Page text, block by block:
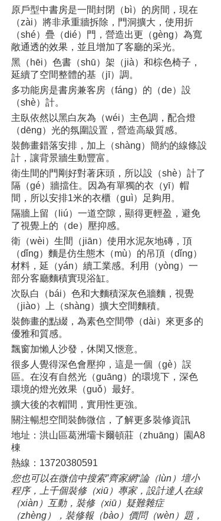
原戶型中書房是一間封閉（bì）的房間，現在
（zài）將非承重牆拆除，門洞擴大，使用折
（shé）疊（dié）門，營造出更（gèng）為寬
敞通透的效果，並且增加了客廳的采光。
黑（hēi）色書（shū）架（jià）和棕色椅子，
延續了空間整體的基（jī）調。
多功能房是書房兼客房（fáng）的（de）設
（shè）計。
主臥依然以黑白灰為（wéi）主色調，配合燈
（dēng）光的氛圍設置，營造高級質感。
裝飾畫錯落安排，加上（shàng）簡約的線條設
計，讓背景牆生動豐富。
衛生間的門剛好對著床頭，所以設（shè）計了
隔（gé）牆擋住。因為有單獨的衣（yī）帽
間，所以安排1米的衣櫃（guì）足夠用。
隔牆上留（liú）一道空隙，顯得更輕盈，避免
了視覺上的（de）壓抑感。
衛（wèi）生間（jiān）使用水泥灰地磚，頂
（dǐng）麵是仿生態木（mù）的吊頂（dǐng）
材料，延（yán）續工業感。利用（yòng）一
部分客廳麵積實現浴缸。
次臥白（bái）色和大麵積深灰色牆麵，視覺
（jiào）上（shàng）擴大空間麵積。
裝飾畫的點綴，為素色空間帶（dài）來更多的
優雅和質感。
飄窗加懶人沙發，休閑又愜意。
很多人覺得深色會壓抑，這是一個（gè）誤
區。在沒有自然光（guāng）的環境下，深色
環境的燈光效果（guǒ）最好。
擴大後的衣帽間，實用性更強。
關注暢想空間裝飾微信，了解更多裝修資訊
地址：洪山區葛洲壩卡爾頓莊（zhuāng）園A8
棟
熱線：13720380591
您也可以在微信中搜索”齊家網“論（lùn）壇小
程序，上千個裝修（xiū）專家，設計達人在線
（xiàn）互動，裝修（xiū）疑難雜症
（zhèng），裝修報（bào）價問（wèn）題，